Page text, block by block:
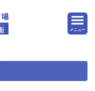
メニュー